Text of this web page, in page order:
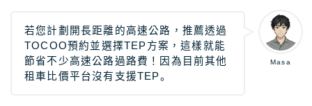
Masa
若您計劃開長距離的高速公路，推薦透過
TOCOO預約並選擇TEP方案，這樣就能
節省不少高速公路過路費！因為目前其他
租車比價平台沒有支援TEP。